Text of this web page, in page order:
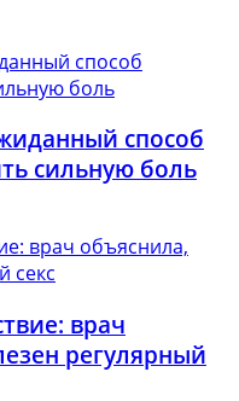
способ
сильную боль
врач
регулярный